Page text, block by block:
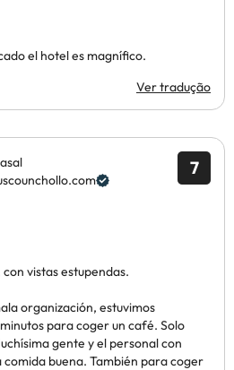
el hotel es magnífico.
Ver tradução
7
vistas estupendas.
organización, estuvimos
para coger un café. Solo
gente y el personal con
buena. También para coger